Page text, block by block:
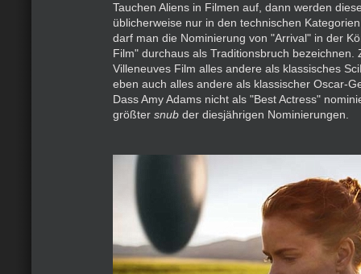
Tauchen Aliens in Filmen auf, dann werden
üblicherweise nur in den technischen
darf man die Nominierung von "Arrival" in der
Film" durchaus als Traditionsbruch bezeichnen.
Villeneuves Film alles andere als klassisches
eben auch alles andere als klassischer Oscar-
Dass Amy Adams nicht als "Best Actress"
größter snub der diesjährigen Nominierungen.